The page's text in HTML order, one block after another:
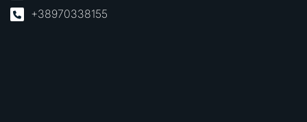
+38970338155